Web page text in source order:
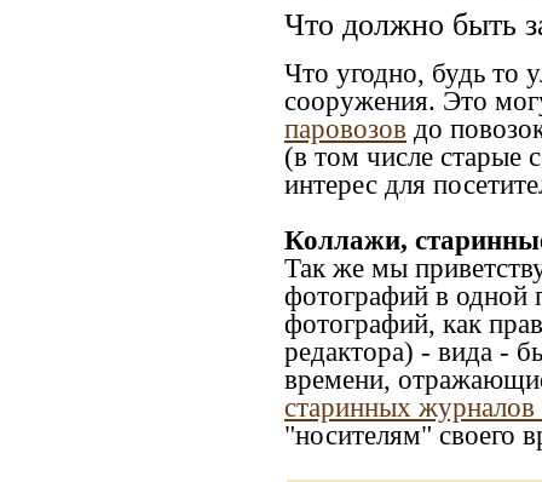
Что должно быть
Что угодно, будь то
сооружения. Это
паровозов до
(в том числе старые
интерес для
Коллажи,
Так же мы
фотографий в одной
фотографий, как
редактора) - вида -
времени,
старинных журналов
"носителям" своего